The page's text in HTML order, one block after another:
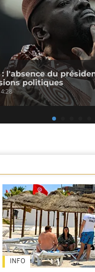
: l'absence du
politiques
INFO